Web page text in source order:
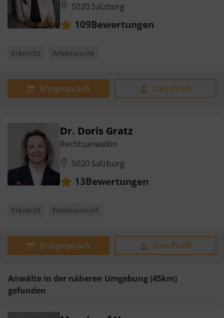
5020 Salzburg
109Bewertungen
Erbrecht Arbeitsrecht
Erstgespräch zum Profil
Dr. Doris Gratz
Rechtsanwältin
5020 Salzburg
13Bewertungen
Erbrecht Familienrecht
Erstgespräch zum Profil
Anwälte in der näheren Umgebung (45km)
gefunden